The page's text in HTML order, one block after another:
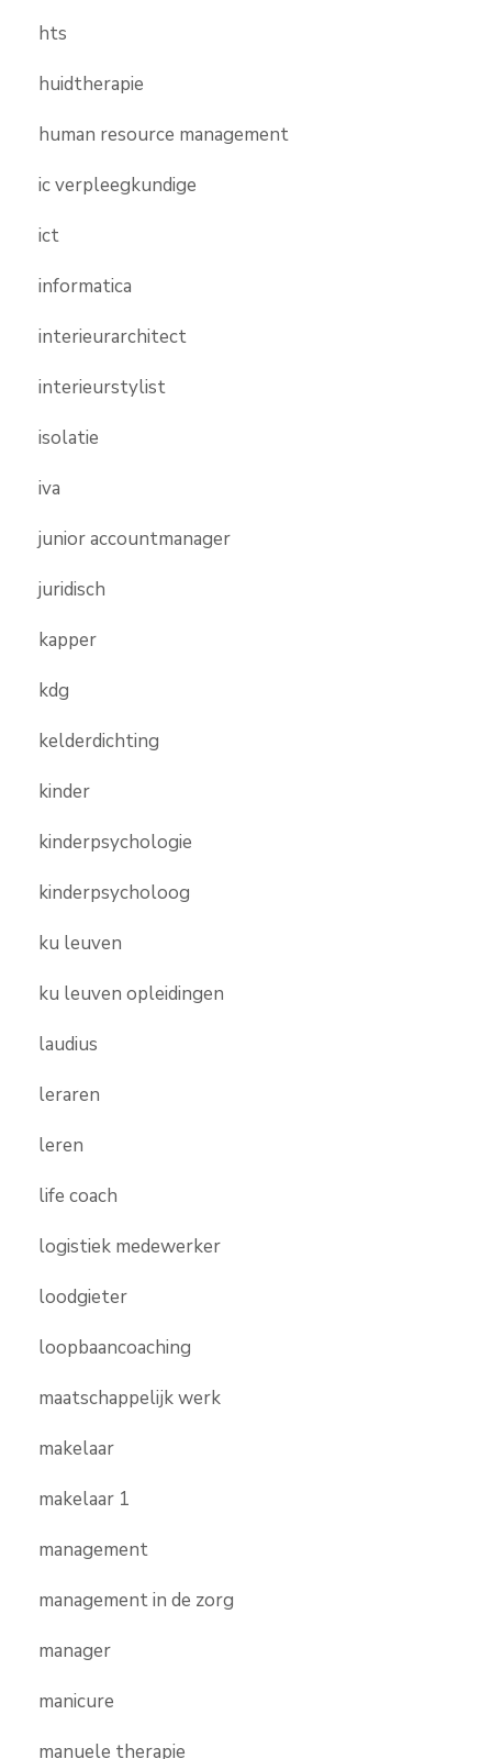
hts
huidtherapie
human resource management
ic verpleegkundige
ict
informatica
interieurarchitect
interieurstylist
isolatie
iva
junior accountmanager
juridisch
kapper
kdg
kelderdichting
kinder
kinderpsychologie
kinderpsycholoog
ku leuven
ku leuven opleidingen
laudius
leraren
leren
life coach
logistiek medewerker
loodgieter
loopbaancoaching
maatschappelijk werk
makelaar
makelaar 1
management
management in de zorg
manager
manicure
manuele therapie